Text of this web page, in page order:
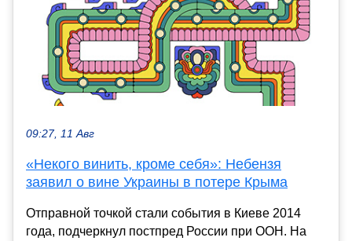
09:27, 11 Авг
«Некого винить, кроме себя»: Небензя
заявил о вине Украины в потере Крыма
Отправной точкой стали события в Киеве 2014
года, подчеркнул постпред России при ООН. На